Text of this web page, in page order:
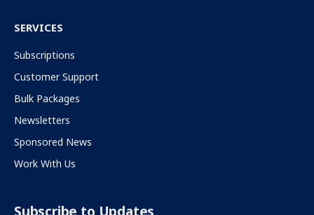
SERVICES
Subscriptions
Customer Support
Bulk Packages
Newsletters
Sponsored News
Work With Us